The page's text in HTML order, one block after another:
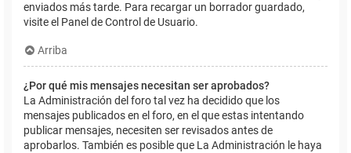
enviados más tarde. Para recargar un borrador guardado,
visite el Panel de Control de Usuario.
Arriba
¿Por qué mis mensajes necesitan ser aprobados?
La Administración del foro tal vez ha decidido que los
mensajes publicados en el foro, en el que estas intentando
publicar mensajes, necesiten ser revisados antes de
aprobarlos. También es posible que La Administración le haya